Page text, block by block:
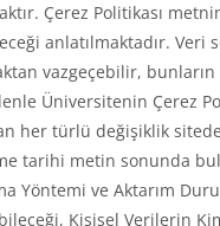
Çerez Politikası
anlatılmaktadır. Veri
vazgeçebilir,
Üniversitenin Çerez
her türlü değişiklik
tarihi metin sonunda
Yöntemi ve Aktarım
Kişisel Verilerin